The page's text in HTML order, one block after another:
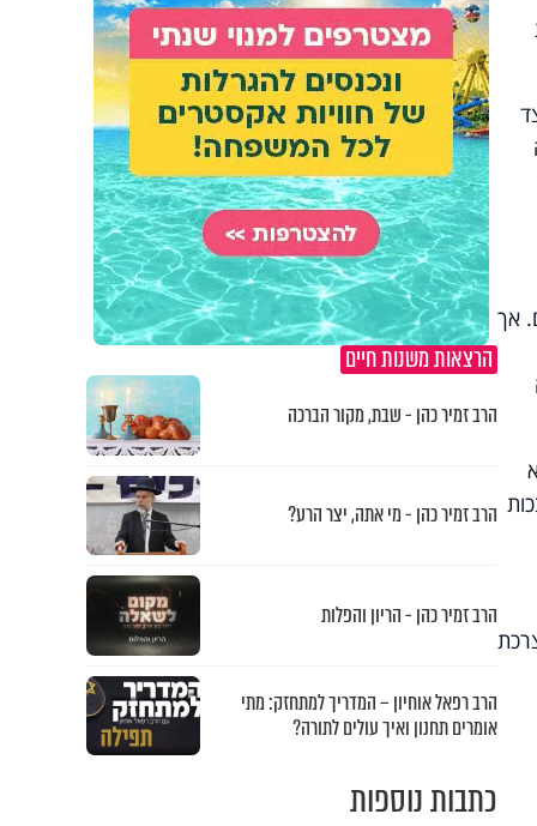
אך
הרצאות משנות חיים
הרב זמיר כהן - שבת, מקור הברכה
הרב זמיר כהן - מי אתה, יצר הרע?
הרב זמיר כהן - הריון והפלות
הרב רפאל אוחיון – המדריך למתחזק: מתי
אומרים תחנון ואיך עולים לתורה?
כתבות נוספות